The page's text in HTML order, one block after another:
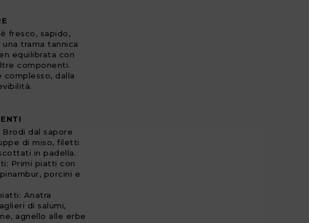
fresco, sapido,
una trama tannica
equilibrata con
componenti.
complesso, dalla
dal sapore
di miso, filetti
in padella.
Primi piatti con
porcini e
Anatra
di salumi,
agnello alle erbe